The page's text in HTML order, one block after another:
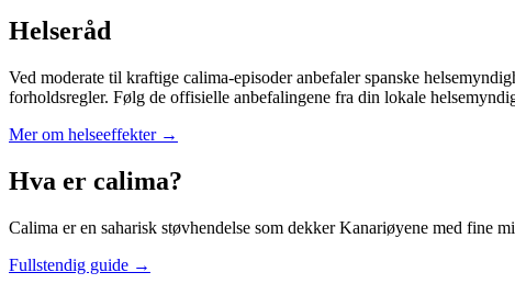
Helseråd
Ved moderate til kraftige calima-episoder anbefaler spanske
forholdsregler. Følg de offisielle anbefalingene fra din lokale
Mer om helseeffekter→
Hva er calima?
Calima er en saharisk støvhendelse som dekker Kanariøyene med fine
Fullstendig guide →